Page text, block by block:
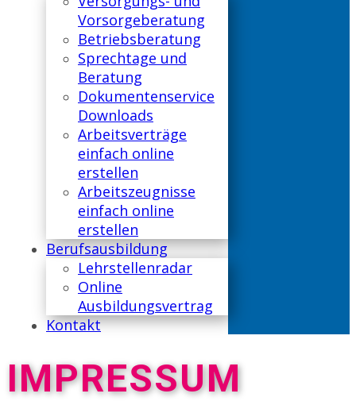
Vorsorgeberatung
Betriebsberatung
Sprechtage und
Beratung
Dokumentenservice
Downloads
Arbeitsverträge
einfach online
erstellen
Arbeitszeugnisse
einfach online
erstellen
Berufsausbildung
Lehrstellenradar
Online
Ausbildungsvertrag
Kontakt
IMPRESSUM